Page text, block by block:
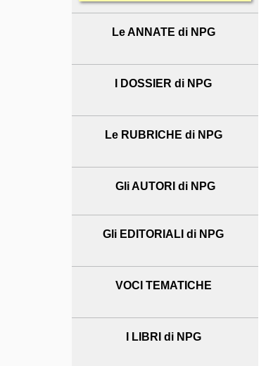
Le ANNATE di NPG
I DOSSIER di NPG
Le RUBRICHE di NPG
Gli AUTORI di NPG
Gli EDITORIALI di NPG
VOCI TEMATICHE
I LIBRI di NPG